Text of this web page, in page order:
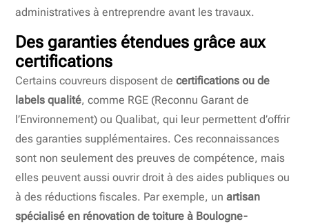
administratives à entreprendre avant les travaux.
Des garanties étendues grâce aux
certifications
Certains couvreurs disposent decertifications ou de
labels qualité, comme RGE (Reconnu Garant de
l’Environnement) ou Qualibat, qui leur permettent d’offrir
des garanties supplémentaires. Ces reconnaissances
sont non seulement des preuves de compétence, mais
elles peuvent aussi ouvrir droit à des aides publiques ou
à des réductions fiscales. Par exemple, unartisan
spécialisé en rénovation de toiture à Boulogne-